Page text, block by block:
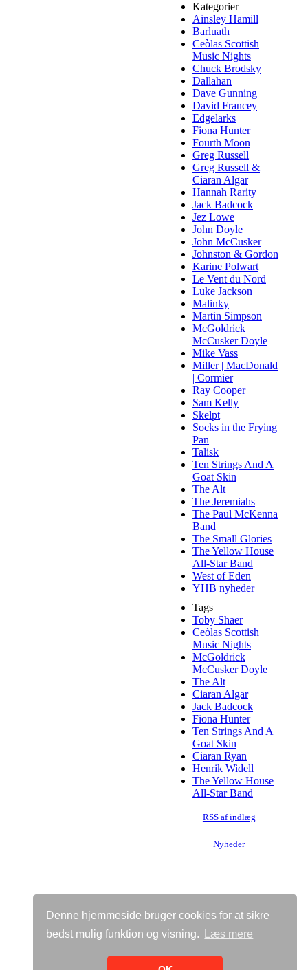
Denne hjemmeside bruger cookies for at sikre
bedst mulig funktion og visning.
Læs mere
Kategorier
Ainsley Hamill
Barluath
Ceòlas Scottish
Music Nights
Chuck Brodsky
Dallahan
Dave Gunning
David Francey
Edgelarks
Fiona Hunter
Fourth Moon
Greg Russell
Greg Russell &
Ciaran Algar
Hannah Rarity
Jack Badcock
Jez Lowe
John Doyle
John McCusker
Johnston & Gordon
Karine Polwart
Le Vent du Nord
Luke Jackson
Malinky
Martin Simpson
McGoldrick
McCusker Doyle
Mike Vass
Miller | MacDonald
| Cormier
Ray Cooper
Sam Kelly
Skelpt
Socks in the Frying
Pan
Talisk
Ten Strings And A
Goat Skin
The Alt
The Jeremiahs
The Paul McKenna
Band
The Small Glories
The Yellow House
All-Star Band
West of Eden
YHB nyheder
Tags
Toby Shaer
Ceòlas Scottish
Music Nights
McGoldrick
McCusker Doyle
The Alt
Ciaran Algar
Jack Badcock
Fiona Hunter
Ten Strings And A
Goat Skin
Ciaran Ryan
Henrik Widell
The Yellow House
All-Star Band
RSS af indlæg
Nyheder
Vis almindelig hjemmeside